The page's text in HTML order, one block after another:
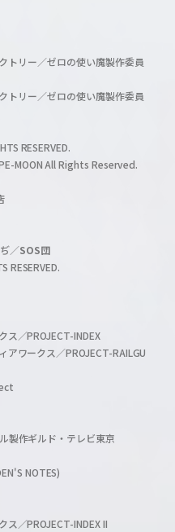
トリー／ゼロの使い魔製作委員
トリー／ゼロの使い魔製作委員
RESERVED.
MOON All Rights Reserved.
／SOS団
RESERVED.
／PROJECT-INDEX
ワークス／PROJECT-RAILGU
製作ギルド・テレビ東京
NOTES)
／PROJECT-INDEX II